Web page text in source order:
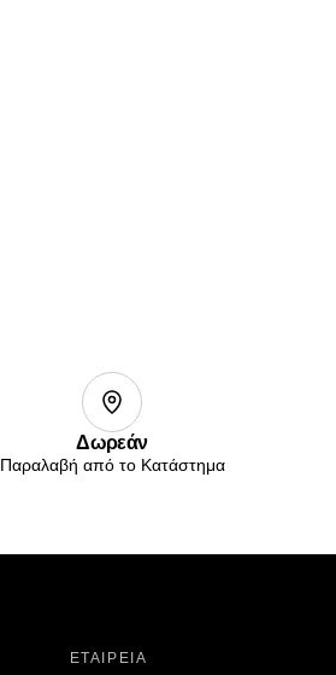
Δωρεάν
Παραλαβή από το Κατάστημα
ΕΤΑΙΡΕΙΑ